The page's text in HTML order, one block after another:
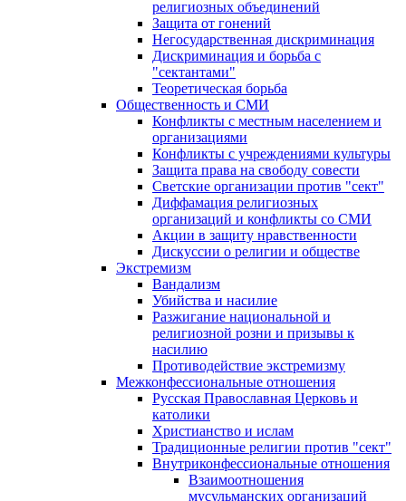
религиозных объединений
Защита от гонений
Негосударственная дискриминация
Дискриминация и борьба с
"сектантами"
Теоретическая борьба
Общественность и СМИ
Конфликты с местным населением и
организациями
Конфликты с учреждениями культуры
Защита права на свободу совести
Светские организации против "сект"
Диффамация религиозных
организаций и конфликты со СМИ
Акции в защиту нравственности
Дискуссии о религии и обществе
Экстремизм
Вандализм
Убийства и насилие
Разжигание национальной и
религиозной розни и призывы к
насилию
Противодействие экстремизму
Межконфессиональные отношения
Русская Православная Церковь и
католики
Христианство и ислам
Традиционные религии против "сект"
Внутриконфессиональные отношения
Взаимоотношения
мусульманских организаций